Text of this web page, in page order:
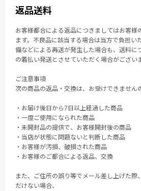
返品送料
お客様都合による返品につきましてはお客様
ます。不良品に該当する場合は当方で負担い
備などによる再送が発生した場合も、送料に
の着払い発送とさせていただく場合がござい
ご注意事項
次の商品の返品・交換は、お受けできません
・お届け後日から7日以上経過した商品
・一度ご使用になられた商品
・未開封品の提供で、お客様開封後の商品
・当店が状態に問題ないと判断した商品
・お客様が汚損、破損された商品
・お客様のご都合による返品、交換
また、ご住所の誤り等でメール差し上げた際
だけない場合、